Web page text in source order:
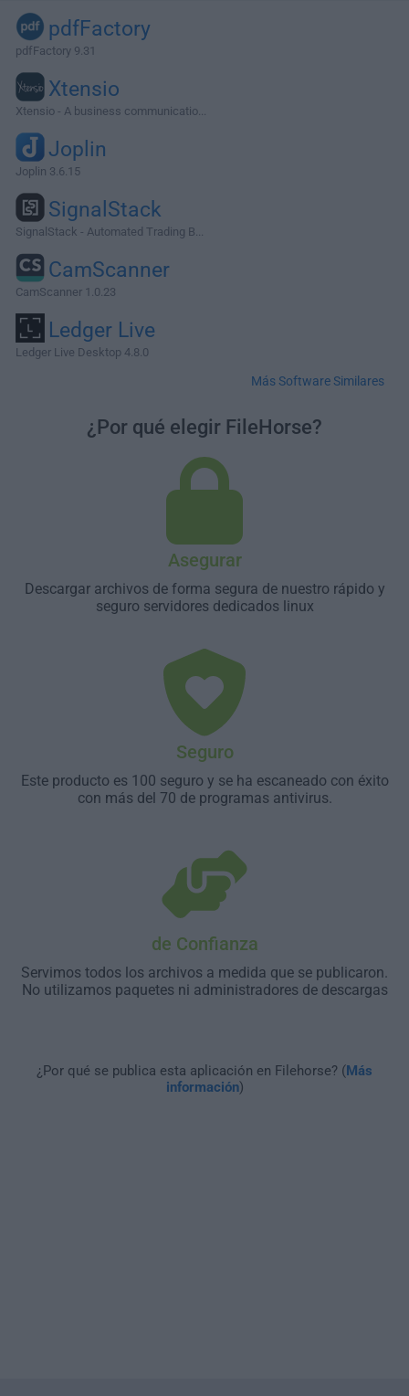
pdfFactory
pdfFactory 9.31
Xtensio
Xtensio - A business communicatio...
Joplin
Joplin 3.6.15
SignalStack
SignalStack - Automated Trading B...
CamScanner
CamScanner 1.0.23
Ledger Live
Ledger Live Desktop 4.8.0
Más Software Similares
¿Por qué elegir FileHorse?
Asegurar
Descargar archivos de forma segura de nuestro rápido y
seguro servidores dedicados linux
Seguro
Este producto es 100 seguro y se ha escaneado con éxito
con más del 70 de programas antivirus.
de Confianza
Servimos todos los archivos a medida que se publicaron.
No utilizamos paquetes ni administradores de descargas
¿Por qué se publica esta aplicación en Filehorse? (Más
información)